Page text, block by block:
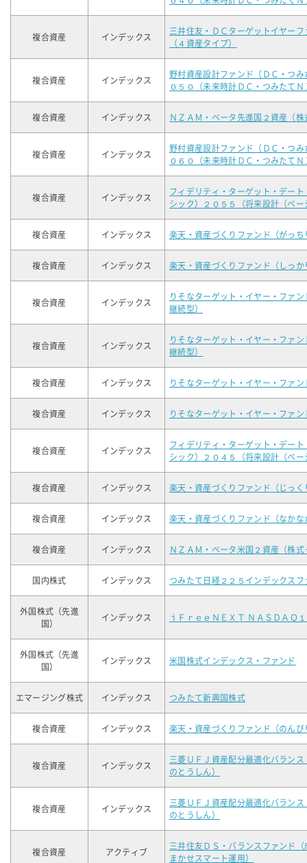
複合資産 インデックス
三井住友・ＤＣターゲットイヤーフ
（４資産タイプ）
複合資産 インデックス
野村資産設計ファンド（ＤＣ・つ
０５０（未来時計ＤＣ・つみたて
複合資産 インデックス ＮＺＡＭ・ベータ先進国２資産（
複合資産 インデックス
野村資産設計ファンド（ＤＣ・つ
０６０（未来時計ＤＣ・つみたて
複合資産 インデックス
フィデリティ・ターゲット・デー
シック）２０５５（将来設計（ベー
複合資産 インデックス 楽天・資産づくりファンド（がっち
複合資産 インデックス 楽天・資産づくりファンド（しっか
複合資産 インデックス
りそなターゲット・イヤー・ファ
継続型）
複合資産 インデックス
りそなターゲット・イヤー・ファ
継続型）
複合資産 インデックス りそなターゲット・イヤー・ファン
複合資産 インデックス りそなターゲット・イヤー・ファン
複合資産 インデックス
フィデリティ・ターゲット・デー
シック）２０４５（将来設計（ベー
複合資産 インデックス 楽天・資産づくりファンド（じっく
複合資産 インデックス 楽天・資産づくりファンド（なかな
複合資産 インデックス ＮＺＡＭ・ベータ米国２資産（株式
国内株式 インデックス つみたて日経２２５インデックスフ
外国株式（先進
国）
インデックス ｉＦｒｅｅＮＥＸＴ ＮＡＳＤＡＱ
外国株式（先進
国）
インデックス 米国株式インデックス・ファンド
エマージング株式 インデックス つみたて新興国株式
複合資産 インデックス 楽天・資産づくりファンド（のんび
複合資産 インデックス
三菱ＵＦＪ資産配分最適化バラン
のとうしん）
複合資産 インデックス
三菱ＵＦＪ資産配分最適化バラン
のとうしん）
複合資産 アクティブ
三井住友ＤＳ・バランスファンド
まかせスマート運用）